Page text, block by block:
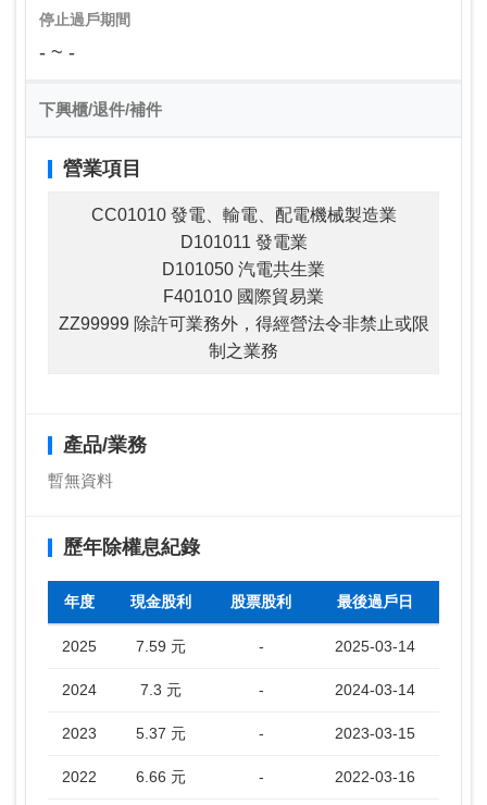
停止過戶期間
- ~ -
下興櫃/退件/補件
營業項目
CC01010 發電、輸電、配電機械製造業
D101011 發電業
D101050 汽電共生業
F401010 國際貿易業
ZZ99999 除許可業務外，得經營法令非禁止或限
制之業務
產品/業務
暫無資料
歷年除權息紀錄
年度 現金股利 股票股利 最後過戶日
2025 7.59 元 - 2025-03-14
2024 7.3 元 - 2024-03-14
2023 5.37 元 - 2023-03-15
2022 6.66 元 - 2022-03-16